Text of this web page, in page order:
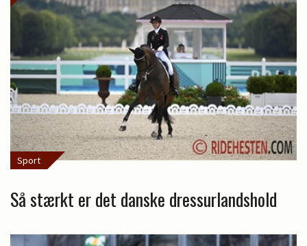
Sport
Så stærkt er det danske dressurlandshold